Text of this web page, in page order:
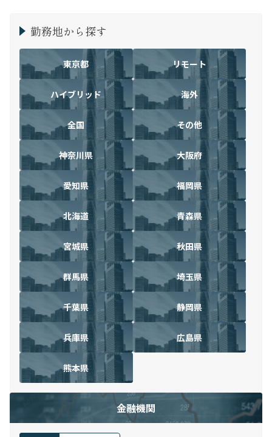
勤務地から探す
東京都 リモート
ハイブリッド 海外
全国 その他
神奈川県 大阪府
愛知県 福岡県
北海道 青森県
宮城県 秋田県
群馬県 埼玉県
千葉県 静岡県
兵庫県 広島県
熊本県
金融機関